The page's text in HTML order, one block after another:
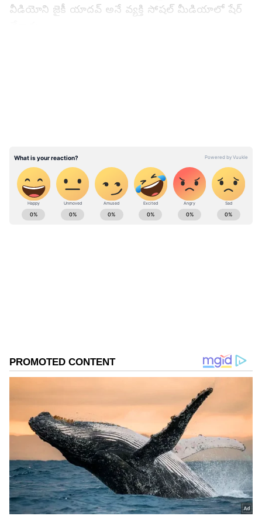
వీడియోని జైకీ యాదవ్ అనే వ్యక్తి సోషల్ మీడియాలో షేర్
దీనికి ఇప్పటి వరకు 150వేల వ్యూస్ రావడం విశేషం. ఇక ఈ
వీడియోకి నెటిజన్ల రియాక్షన్ అయితే మామూలుగా లేదు.
పిల్లలు సైకిల్ మీద ఎక్కిన విదానం చూస్తే ఎవరైనా షాక్
అవ్వాల్సిందే. ముందు, వెనక... ఒకరి ముందు మరొకరు ,
సైకిల్ తొక్కుతున్న వ్యక్తి భుజాలపై కూడా ఎక్కడం
ABOUT THE AUTHOR